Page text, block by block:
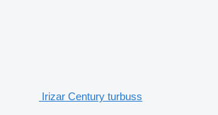
Irizar Century turbuss